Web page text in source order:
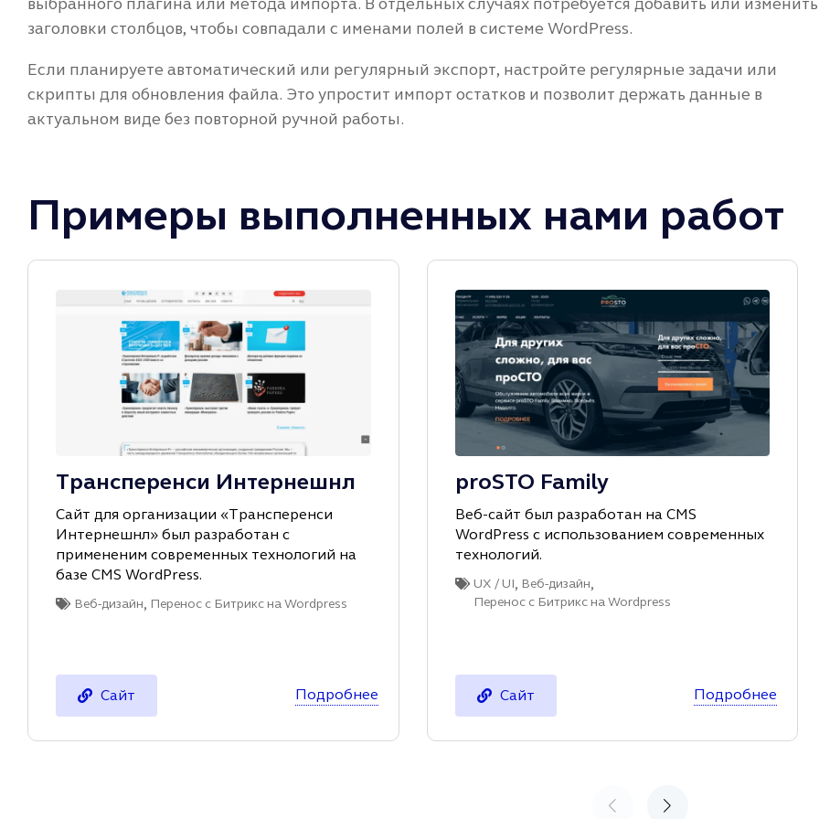
заголовки столбцов, чтобы совпадали с именами полей в системе WordPress.
Если планируете автоматический или регулярный экспорт, настройте регулярные задачи или
скрипты для обновления файла. Это упростит импорт остатков и позволит держать данные в
актуальном виде без повторной ручной работы.
Примеры выполненных нами работ
Трансперенси Интернешнл
Сайт для организации «Трансперенси
Интернешнл» был разработан с
примененим современных технологий на
базе CMS WordPress.
Веб-дизайн, Перенос с Битрикс на Wordpress
Сайт Подробнее
proSTO Family
Веб-сайт был разработан на CMS
WordPress с иcпользованием современных
технологий.
UX / UI, Веб-дизайн,
Перенос с Битрикс на Wordpress
Сайт Подробнее